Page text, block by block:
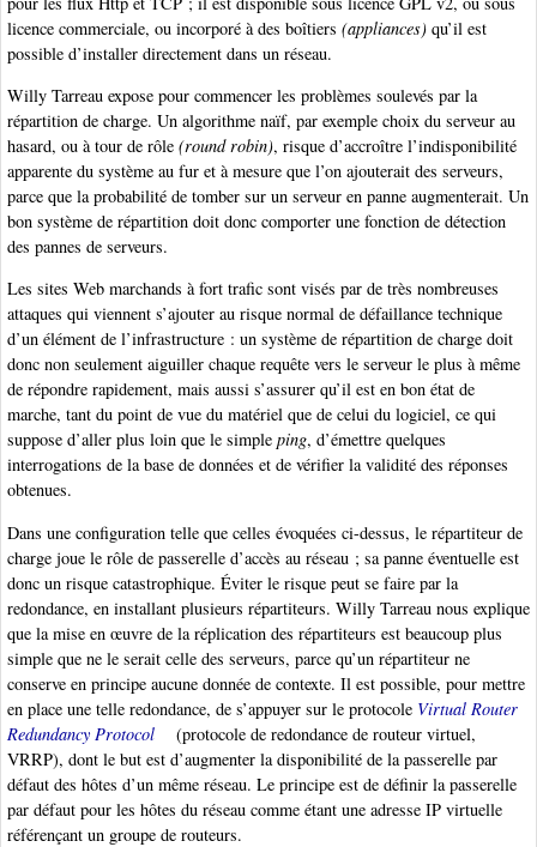
licence commerciale, ou incorporé à des boîtiers (appliances) qu’il est
possible d’installer directement dans un réseau.
Willy Tarreau expose pour commencer les problèmes soulevés par la
répartition de charge. Un algorithme naïf, par exemple choix du serveur au
hasard, ou à tour de rôle (round robin), risque d’accroître l’indisponibilité
apparente du système au fur et à mesure que l’on ajouterait des serveurs,
parce que la probabilité de tomber sur un serveur en panne augmenterait. Un
bon système de répartition doit donc comporter une fonction de détection
des pannes de serveurs.
Les sites Web marchands à fort trafic sont visés par de très nombreuses
attaques qui viennent s’ajouter au risque normal de défaillance technique
d’un élément de l’infrastructure : un système de répartition de charge doit
donc non seulement aiguiller chaque requête vers le serveur le plus à même
de répondre rapidement, mais aussi s’assurer qu’il est en bon état de
marche, tant du point de vue du matériel que de celui du logiciel, ce qui
suppose d’aller plus loin que le simple ping, d’émettre quelques
interrogations de la base de données et de vérifier la validité des réponses
obtenues.
Dans une configuration telle que celles évoquées ci-dessus, le répartiteur de
charge joue le rôle de passerelle d’accès au réseau ; sa panne éventuelle est
donc un risque catastrophique. Éviter le risque peut se faire par la
redondance, en installant plusieurs répartiteurs. Willy Tarreau nous explique
que la mise en œuvre de la réplication des répartiteurs est beaucoup plus
simple que ne le serait celle des serveurs, parce qu’un répartiteur ne
conserve en principe aucune donnée de contexte. Il est possible, pour mettre
en place une telle redondance, de s’appuyer sur le protocole Virtual Router
Redundancy Protocol
(protocole de redondance de routeur virtuel,
VRRP), dont le but est d’augmenter la disponibilité de la passerelle par
défaut des hôtes d’un même réseau. Le principe est de définir la passerelle
par défaut pour les hôtes du réseau comme étant une adresse IP virtuelle
référençant un groupe de routeurs.